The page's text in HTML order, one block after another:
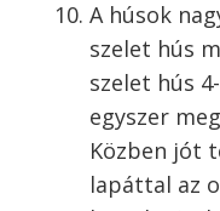
3-4 perc alatt